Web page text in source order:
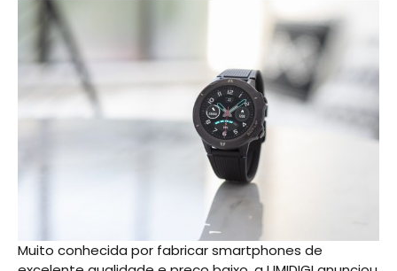
Muito conhecida por fabricar smartphones de